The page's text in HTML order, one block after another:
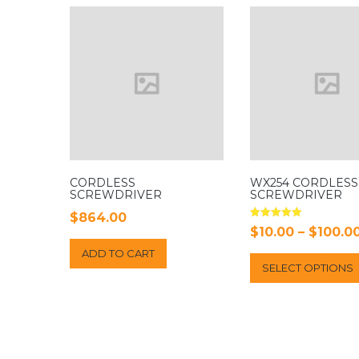
CORDLESS
SCREWDRIVER
$864.00
ADD TO CART
WX254 CORDLESS
SCREWDRIVER
Rated
5.00
$10.00 – $
SELECT OPTIONS